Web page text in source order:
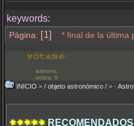
keywords:
Página: [1] * final de la última
astrons:
votos: 0
INICIO > / objeto astronómico / > ·